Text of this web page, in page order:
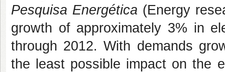
Pesquisa Energética (Energy
growth of approximately 3% in
through 2012. With demands
the least possible impact on the